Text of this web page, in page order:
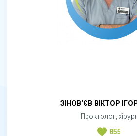
ЗІНОВ'ЄВ ВІКТОР
Проктолог, хірург
855